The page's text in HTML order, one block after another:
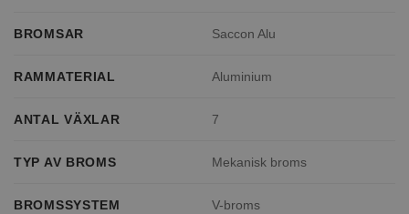
BROMSAR Saccon Alu
RAMMATERIAL Aluminium
ANTAL VÄXLAR 7
TYP AV BROMS Mekanisk broms
BROMSSYSTEM V-broms